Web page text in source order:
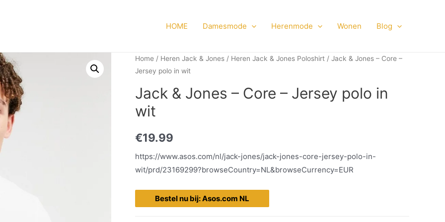
HOME Damesmode Herenmode Wonen Blog
Home / Heren Jack & Jones / Heren Jack & Jones Poloshirt / Jack & Jones – Core –
Jersey polo in wit
Jack & Jones – Core – Jersey polo in
wit
€19.99
https://www.asos.com/nl/jack-jones/jack-jones-core-jersey-polo-in-
wit/prd/23169299?browseCountry=NL&browseCurrency=EUR
Bestel nu bij: Asos.com NL